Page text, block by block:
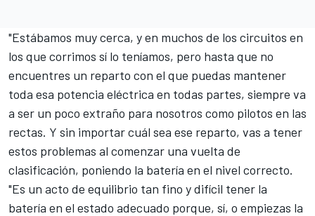
"Estábamos muy cerca, y en muchos de los circuitos en
los que corrimos sí lo teníamos, pero hasta que no
encuentres un reparto con el que puedas mantener
toda esa potencia eléctrica en todas partes, siempre va
a ser un poco extraño para nosotros como pilotos en las
rectas. Y sin importar cuál sea ese reparto, vas a tener
estos problemas al comenzar una vuelta de
clasificación, poniendo la batería en el nivel correcto.
"Es un acto de equilibrio tan fino y difícil tener la
batería en el estado adecuado porque, sí, o empiezas la